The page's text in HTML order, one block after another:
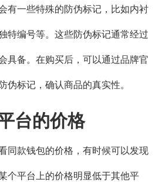
有一些特殊的防伪标记，比如内衬
特编号等。这些防伪标记通常经过
具备。在购买后，可以通过品牌官
伪标记，确认商品的真实性。
台的价格
同款钱包的价格，有时候可以发现
个平台上的价格明显低于其他平